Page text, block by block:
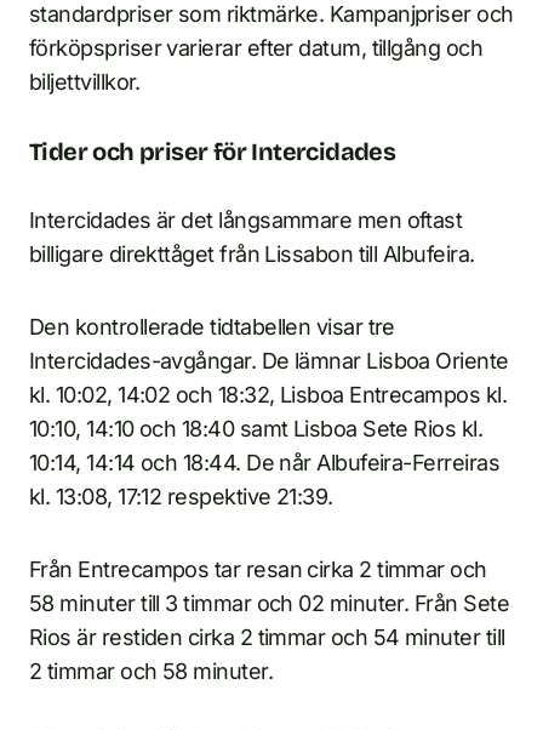
standardpriser som riktmärke. Kampanjpriser och
förköpspriser varierar efter datum, tillgång och
biljettvillkor.
Tider och priser för Intercidades
Intercidades är det långsammare men oftast
billigare direkttåget från Lissabon till Albufeira.
Den kontrollerade tidtabellen visar tre
Intercidades-avgångar. De lämnar Lisboa Oriente
kl. 10:02, 14:02 och 18:32, Lisboa Entrecampos kl.
10:10, 14:10 och 18:40 samt Lisboa Sete Rios kl.
10:14, 14:14 och 18:44. De når Albufeira-Ferreiras
kl. 13:08, 17:12 respektive 21:39.
Från Entrecampos tar resan cirka 2 timmar och
58 minuter till 3 timmar och 02 minuter. Från Sete
Rios är restiden cirka 2 timmar och 54 minuter till
2 timmar och 58 minuter.